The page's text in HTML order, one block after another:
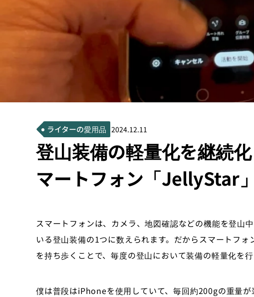
ライターの愛用品 2024.12.11
登山装備の軽量化を継続
マートフォン「JellyStar」
スマートフォンは、カメラ、地図確認などの機能を登山
いる登山装備の1つに数えられます。だからスマートフ
を持ち歩くことで、毎度の登山において装備の軽量化を行
僕は普段はiPhoneを使用していて、毎回約200gの重量